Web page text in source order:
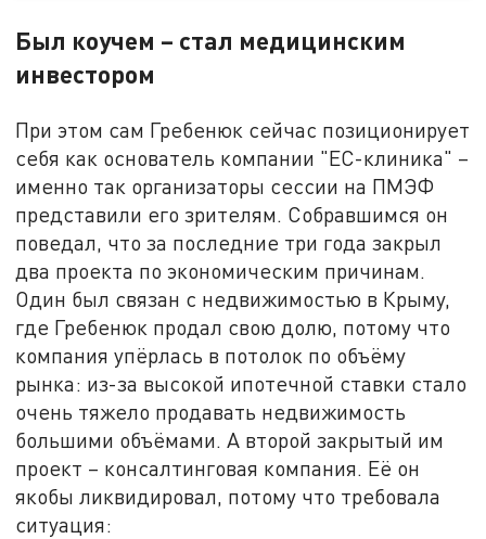
Был коучем – стал медицинским
инвестором
При этом сам Гребенюк сейчас позиционирует
себя как основатель компании "ЕС-клиника" –
именно так организаторы сессии на ПМЭФ
представили его зрителям. Собравшимся он
поведал, что за последние три года закрыл
два проекта по экономическим причинам.
Один был связан с недвижимостью в Крыму,
где Гребенюк продал свою долю, потому что
компания упёрлась в потолок по объёму
рынка: из-за высокой ипотечной ставки стало
очень тяжело продавать недвижимость
большими объёмами. А второй закрытый им
проект – консалтинговая компания. Её он
якобы ликвидировал, потому что требовала
ситуация: